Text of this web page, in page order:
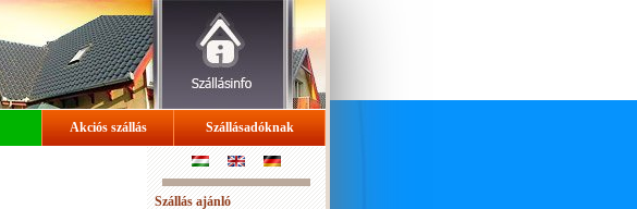
Akciós szállás Szállásadóknak
Szállás ajánló